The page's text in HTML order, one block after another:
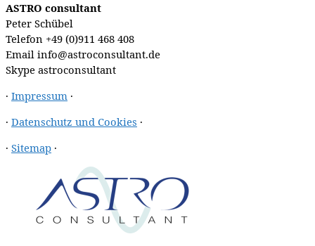
ASTRO consultant
Peter Schübel
Telefon +49 (0)911 468 408
Email info@astroconsultant.de
Skype astroconsultant
· Impressum ·
· Datenschutz und Cookies ·
· Sitemap ·